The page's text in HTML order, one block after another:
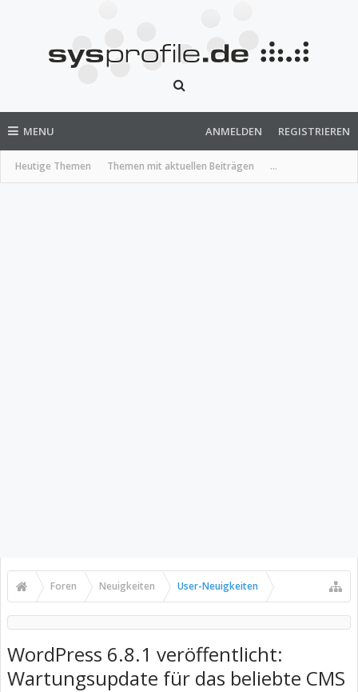
MENU
Heutige Themen Themen mit aktuellen Beiträgen ...
ANMELDEN REGISTRIEREN
Foren Neuigkeiten User-Neuigkeiten
WordPress 6.8.1 veröffentlicht:
Wartungsupdate für das beliebte CMS